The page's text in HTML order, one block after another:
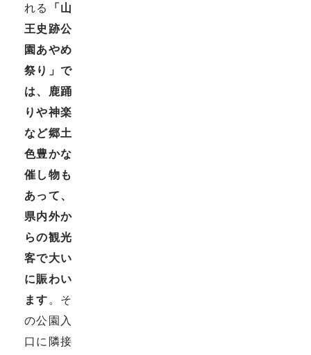
れる 「山
王史跡公
園あやめ
祭り」で
は、鹿踊
りや神楽
など郷土
色豊かな
催し物も
あって、
県内外か
らの観光
客で大い
に賑わい
ます。そ
の公園入
口に隣接